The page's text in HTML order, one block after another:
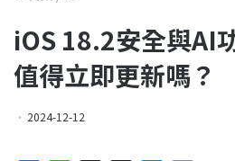
iOS 18.2安全與AI
值得立即更新嗎？
2024-12-12